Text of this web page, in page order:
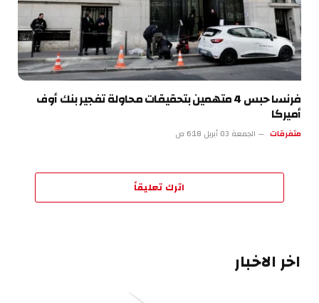
فرنسا حبس 4 متهمين بتحقيقات محاولة تفجير بنك أوف
أميركا
متفرقات الجمعة 03 أبريل 6:18 ص
اترك تعليقاً
اخر الاخبار